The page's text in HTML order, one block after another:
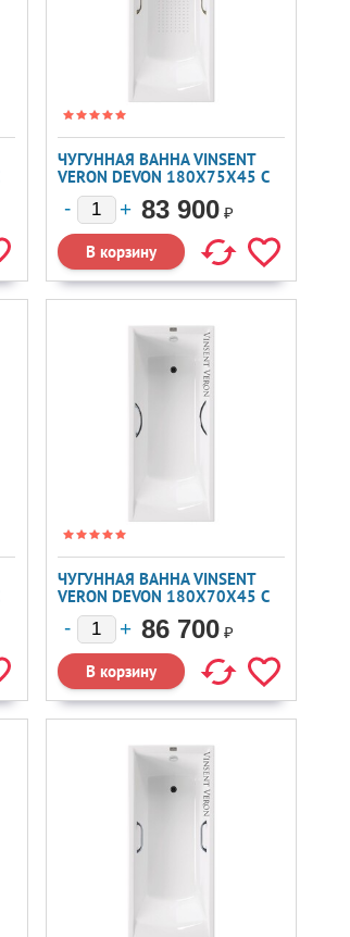
ЧУГУННАЯ ВАННА VINSENT
VERON DEVON 180X75X45 С
БРОНЗОВЫМИ РУЧКАМИ И А/
П
83 900 ₽
ЧУГУННАЯ ВАННА VINSENT
VERON DEVON 180X70X45 С
ХРОМИРОВАННЫМИ
РУЧКАМИ 86 700 ₽